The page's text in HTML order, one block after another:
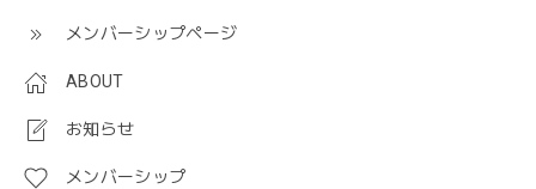
メンバーシップページ
ABOUT
お知らせ
メンバーシップ